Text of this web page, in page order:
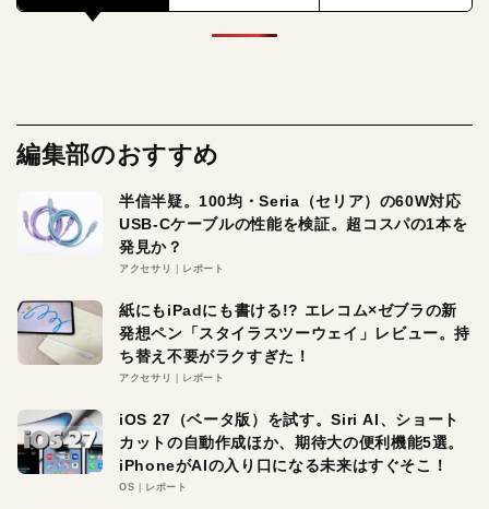
編集部のおすすめ
半信半疑。100均・Seria（セリア）の60W対応
USB-Cケーブルの性能を検証。超コスパの1本を
発見か？
アクセサリ レポート
紙にもiPadにも書ける!? エレコム×ゼブラの新
発想ペン「スタイラスツーウェイ」レビュー。持
ち替え不要がラクすぎた！
アクセサリ レポート
iOS 27（ベータ版）を試す。Siri AI、ショート
カットの自動作成ほか、期待大の便利機能5選。
iPhoneがAIの入り口になる未来はすぐそこ！
OS レポート